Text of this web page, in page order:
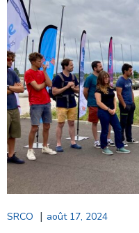
SRCO | août 17, 2024